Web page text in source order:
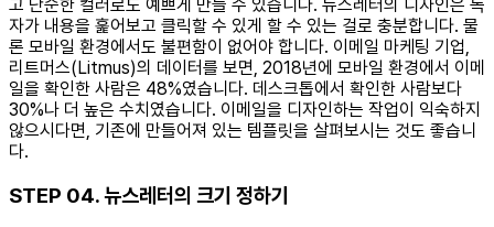
고 단순한 컬러로도 예쁘게 만들 수 있습니다. 뉴스레터의 디자인은 독
자가 내용을 훑어보고 클릭할 수 있게 할 수 있는 걸로 충분합니다. 물
론 모바일 환경에서도 불편함이 없어야 합니다. 이메일 마케팅 기업,
리트머스(Litmus)의 데이터를 보면, 2018년에 모바일 환경에서 이메
일을 확인한 사람은 48%였습니다. 데스크톱에서 확인한 사람보다
30%나 더 높은 수치였습니다. 이메일을 디자인하는 작업이 익숙하지
않으시다면, 기존에 만들어져 있는 템플릿을 살펴보시는 것도 좋습니
다.
STEP 04. 뉴스레터의 크기 정하기